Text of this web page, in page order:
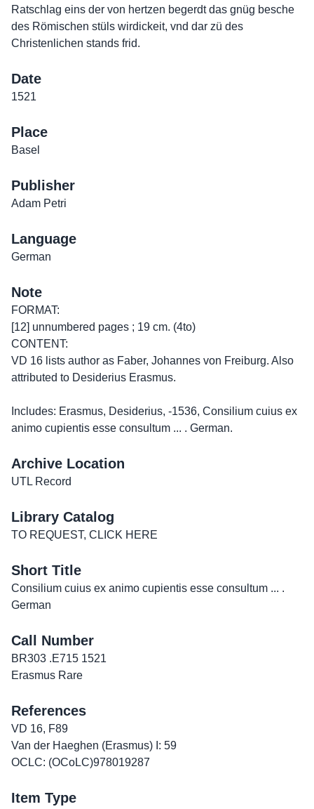
Ratschlag eins der von hertzen begerdt das gnüg besche
des Römischen stüls wirdickeit, vnd dar zü des
Christenlichen stands frid.
Date
1521
Place
Basel
Publisher
Adam Petri
Language
German
Note
FORMAT:
[12] unnumbered pages ; 19 cm. (4to)
CONTENT:
VD 16 lists author as Faber, Johannes von Freiburg. Also
attributed to Desiderius Erasmus.
Includes: Erasmus, Desiderius, -1536, Consilium cuius ex
animo cupientis esse consultum ... . German.
Archive Location
UTL Record
Library Catalog
TO REQUEST, CLICK HERE
Short Title
Consilium cuius ex animo cupientis esse consultum ... .
German
Call Number
BR303 .E715 1521
Erasmus Rare
References
VD 16, F89
Van der Haeghen (Erasmus) I: 59
OCLC: (OCoLC)978019287
Item Type